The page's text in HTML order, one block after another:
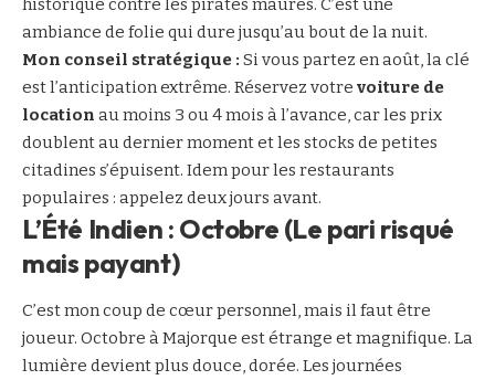
historique contre les pirates maures. C’est une
ambiance de folie qui dure jusqu’au bout de la nuit.
Mon conseil stratégique : Si vous partez en août, la clé
est l’anticipation extrême. Réservez votre voiture de
location au moins 3 ou 4 mois à l’avance, car les prix
doublent au dernier moment et les stocks de petites
citadines s’épuisent. Idem pour les restaurants
populaires : appelez deux jours avant.
L’Été Indien : Octobre (Le pari risqué
mais payant)
C’est mon coup de cœur personnel, mais il faut être
joueur. Octobre à Majorque est étrange et magnifique. La
lumière devient plus douce, dorée. Les journées